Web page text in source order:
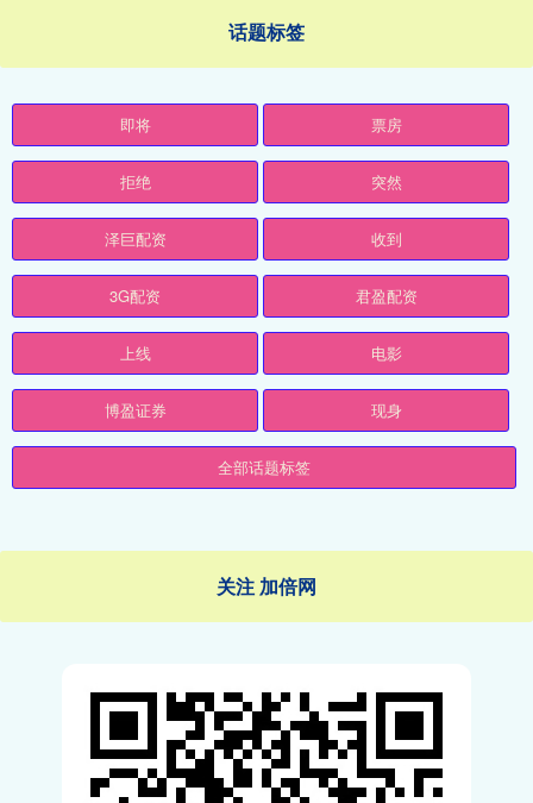
话题标签
即将 票房
拒绝 突然
泽巨配资 收到
3G配资 君盈配资
上线 电影
博盈证券 现身
全部话题标签
关注 加倍网